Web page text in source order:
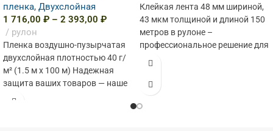
пленка, Двухслойная
1 716,00 ₽ – 2 393,00 ₽
рулон
Пленка воздушно-пузырчатая
двухслойная плотностью 40 г/
м² (1.5 м x 100 м) Надежная
защита ваших товаров — наше
Клейкая лента 48 мм шириной,
43 мкм толщиной и длиной 150
метров в рулоне –
профессиональное решение для